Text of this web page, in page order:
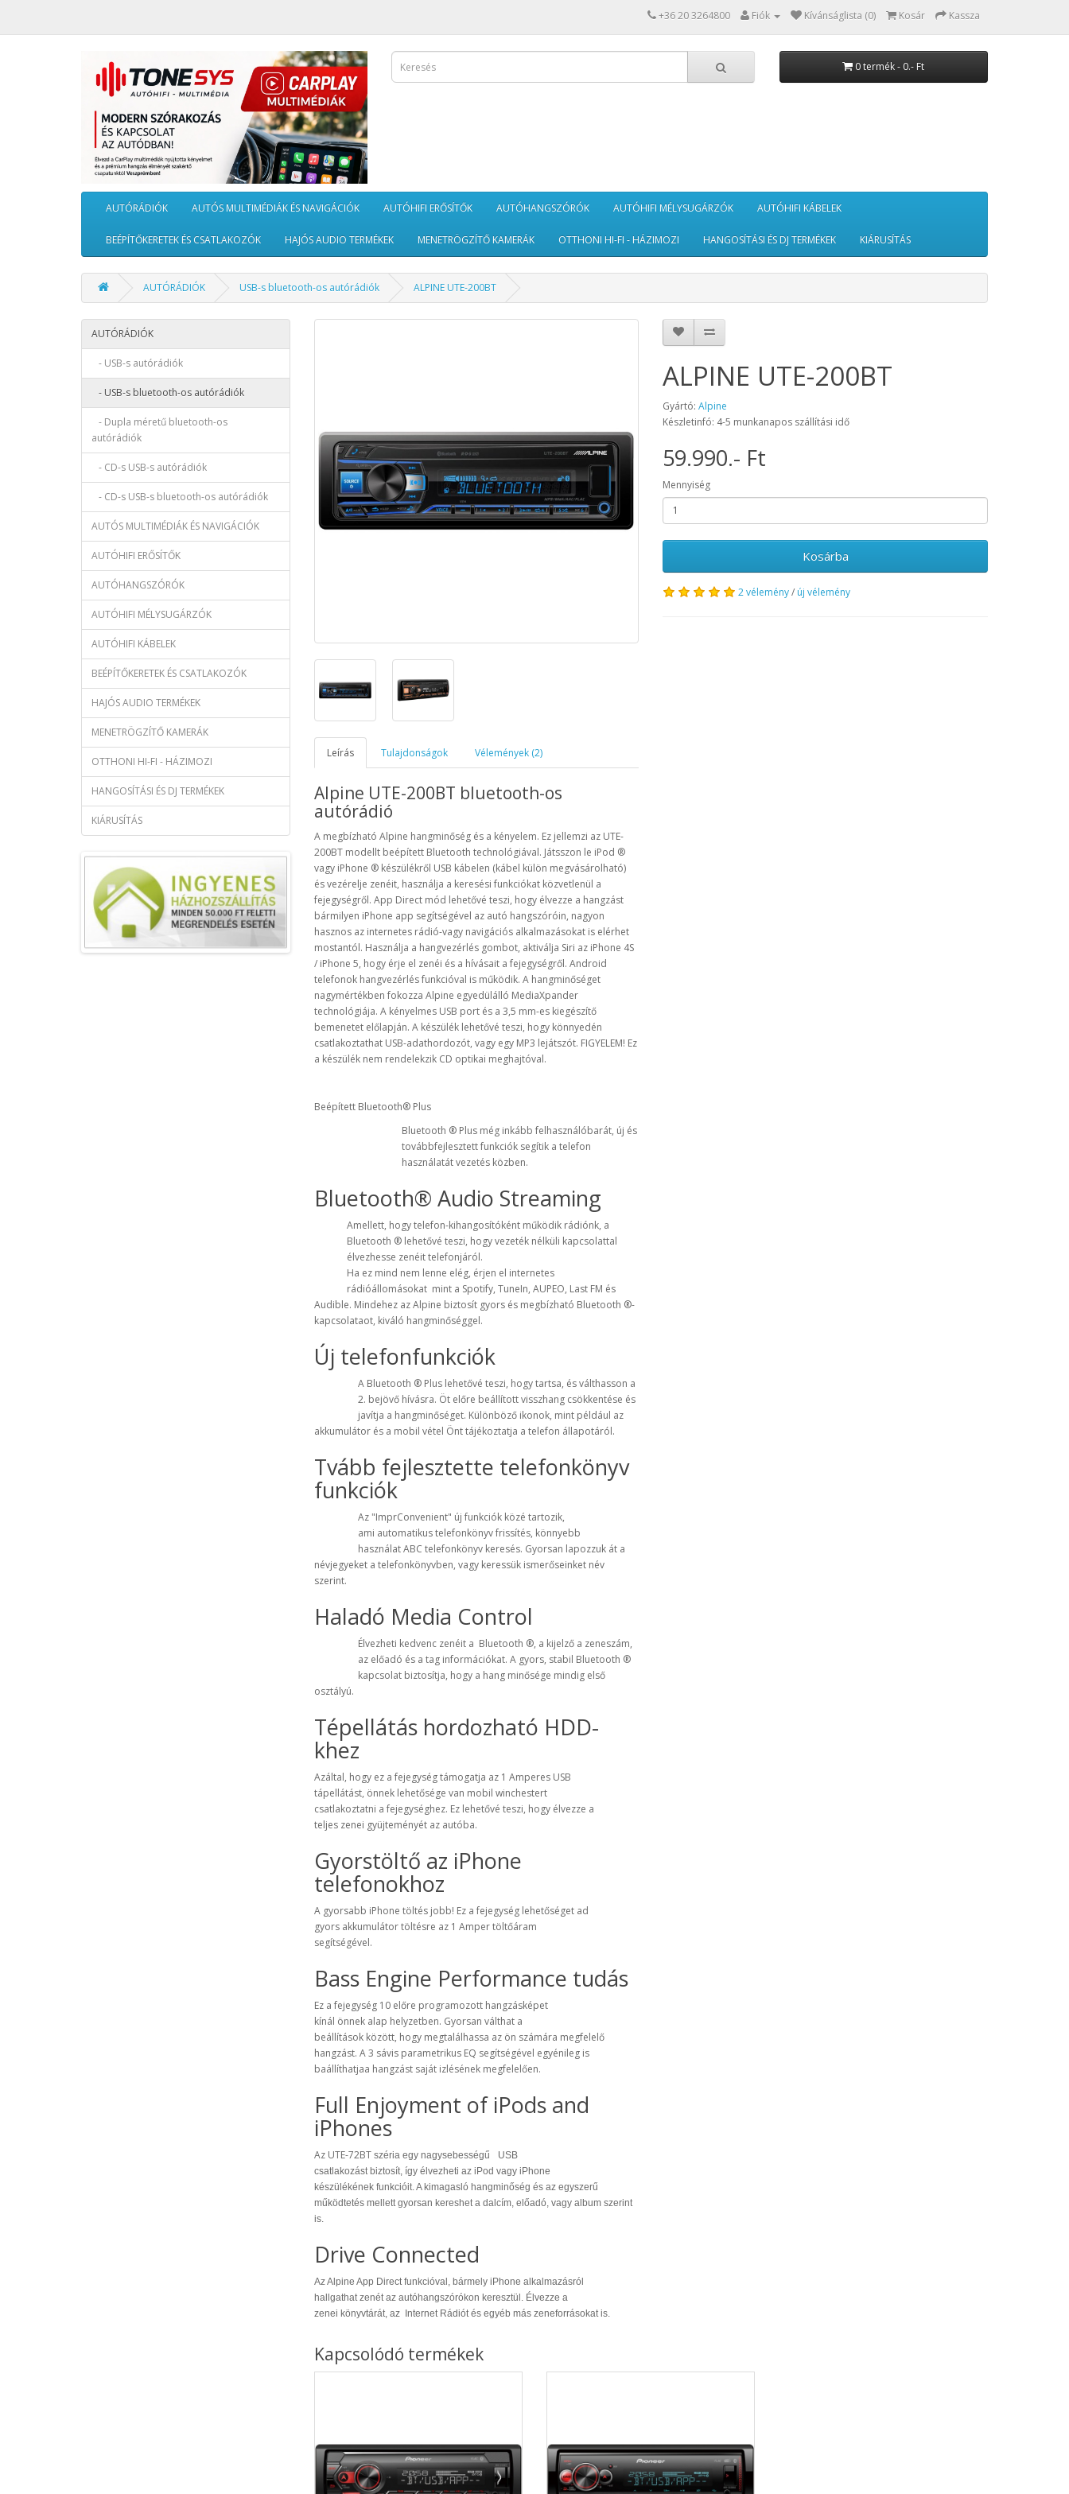
+36 20 3264800 Fiók Kívánságlista (0) Kosár Kassza
0 termék - 0.- Ft
AUTÓRÁDIÓK AUTÓS MULTIMÉDIÁK ÉS NAVIGÁCIÓK AUTÓHIFI ERŐSÍTŐK AUTÓHANGSZÓRÓK AUTÓHIFI MÉLYSUGÁRZÓK AUTÓHIFI KÁBELEK
BEÉPÍTŐKERETEK ÉS CSATLAKOZÓK HAJÓS AUDIO TERMÉKEK MENETRÖGZÍTŐ KAMERÁK OTTHONI HI-FI - HÁZIMOZI HANGOSÍTÁSI ÉS DJ TERMÉKEK KIÁRUSÍTÁS
AUTÓRÁDIÓK USB-s bluetooth-os autórádiók ALPINE UTE-200BT
AUTÓRÁDIÓK
- USB-s autórádiók
- USB-s bluetooth-os autórádiók
- Dupla méretű bluetooth-os
autórádiók
- CD-s USB-s autórádiók
- CD-s USB-s bluetooth-os autórádiók
AUTÓS MULTIMÉDIÁK ÉS NAVIGÁCIÓK
AUTÓHIFI ERŐSÍTŐK
AUTÓHANGSZÓRÓK
AUTÓHIFI MÉLYSUGÁRZÓK
AUTÓHIFI KÁBELEK
BEÉPÍTŐKERETEK ÉS CSATLAKOZÓK
HAJÓS AUDIO TERMÉKEK
MENETRÖGZÍTŐ KAMERÁK
OTTHONI HI-FI - HÁZIMOZI
HANGOSÍTÁSI ÉS DJ TERMÉKEK
KIÁRUSÍTÁS
Leírás Tulajdonságok Vélemények (2)
Alpine UTE-200BT bluetooth-os
autórádió
A megbízható Alpine hangminőség és a kényelem. Ez jellemzi az UTE-
200BT modellt beépített Bluetooth technológiával. Játsszon le iPod ®
vagy iPhone ® készülékről USB kábelen (kábel külön megvásárolható)
és vezérelje zenéit, használja a keresési funkciókat közvetlenül a
fejegységről. App Direct mód lehetővé teszi, hogy élvezze a hangzást
bármilyen iPhone app segítségével az autó hangszóróin, nagyon
hasznos az internetes rádió-vagy navigációs alkalmazásokat is elérhet
mostantól. Használja a hangvezérlés gombot, aktiválja Siri az iPhone 4S
/ iPhone 5, hogy érje el zenéi és a hívásait a fejegységről. Android
telefonok hangvezérlés funkcióval is működik. A hangminőséget
nagymértékben fokozza Alpine egyedülálló MediaXpander
technológiája. A kényelmes USB port és a 3,5 mm-es kiegészítő
bemenetet előlapján. Akészülék lehetővé teszi, hogy könnyedén
csatlakoztathat USB-adathordozót, vagy egy MP3 lejátszót. FIGYELEM! Ez
a készülék nem rendelekzik CD optikai meghajtóval.
Beépített Bluetooth® Plus
Bluetooth ® Plus még inkább felhasználóbarát, új és
továbbfejlesztett funkciók segítika telefon
használatát vezetés közben.
Bluetooth® Audio Streaming
Amellett, hogy telefon-kihangosítóként működik rádiónk, a
Bluetooth ® lehetővé teszi, hogy vezeték nélküli kapcsolattal
élvezhesse zenéit telefonjáról.
Ha ez mind nem lenne elég, érjen el internetes
rádióállomásokat mint a Spotify, TuneIn, AUPEO, Last FM és
Audible. Mindehez azAlpine biztosít gyors és megbízható Bluetooth ®-
kapcsolataot, kiváló hangminőséggel.
Új telefonfunkciók
A Bluetooth ® Plus lehetővé teszi, hogy tartsa, és válthasson a
2. bejövő hívásra. Öt előre beállított visszhang csökkentése és
javítja a hangminőséget. Különböző ikonok, mint például az
akkumulátor és a mobil vétel Önt tájékoztatja a telefon állapotáról.
Tvább fejlesztette telefonkönyv
funkciók
Az "ImprConvenient" új funkciók közé tartozik,
ami automatikus telefonkönyv frissítés, könnyebb
használat ABC telefonkönyv keresés. Gyorsan lapozzuk át a
névjegyeket a telefonkönyvben, vagy keressükismerőseinket név
szerint.
Haladó Media Control
Élvezheti kedvenczenéit a Bluetooth ®, a kijelző a zeneszám,
az előadó és a tag információkat. A gyors, stabil Bluetooth ®
kapcsolat biztosítja, hogy a hang minősége mindig első
osztályú.
Tépellátás hordozható HDD-
khez
Azáltal, hogy ez a fejegység támogatja az 1 Amperes USB
tápellátást, önnek lehetősége van mobil winchestert
csatlakoztatni a fejegységhez. Ez lehetővé teszi, hogy élvezze a
teljes zenei gyüjteményét az autóba.
Gyorstöltő az iPhone
telefonokhoz
A gyorsabb iPhone töltés jobb! Ez a fejegység lehetőséget ad
gyors akkumulátor töltésre az 1 Amper töltőáram
segítségével.
Bass Engine Performance tudás
Ez a fejegység 10 előre programozott hangzásképet
kínál önnek alap helyzetben. Gyorsan válthat a
beállítások között, hogy megtalálhassa az ön számára megfelelő
hangzást. A 3 sávis parametrikus EQ segítségével egyénileg is
baállíthatjaa hangzást saját izlésének megfelelően.
Full Enjoyment of iPods and
iPhones
Az UTE-72BT széria egy nagysebességű USB
csatlakozást biztosít, így élvezheti az iPod vagy iPhone
készülékének funkcióit. A kimagasló hangminőség és az egyszerű
működtetés mellett gyorsan kereshet a dalcím, előadó, vagy album szerint
is.
Drive Connected
Az Alpine App Direct funkcióval, bármely iPhone alkalmazásról
hallgathat zenét az autóhangszórókon keresztül. Élvezze a
zenei könyvtárát, az Internet Rádiót és egyéb más zeneforrásokat is.
ALPINE UTE-200BT
Gyártó:Alpine
Készletinfó: 4-5 munkanapos szállítási idő
59.990.- Ft
Mennyiség
Kosárba
2 vélemény/ új vélemény
Kapcsolódó termékek